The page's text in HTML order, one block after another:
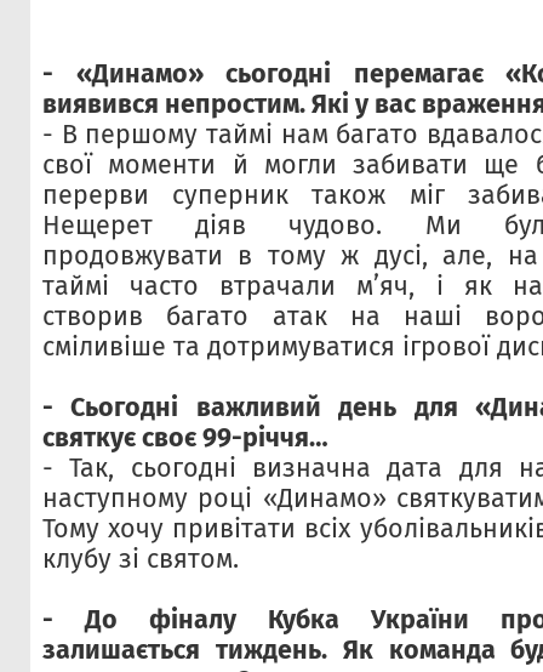
- «Динамо» сьогодні перемагає
виявився непростим. Які у вас
- В першому таймі нам багато
свої моменти й могли забивати ще
перерви суперник також міг
Нещерет діяв чудово. Ми
продовжувати в тому ж дусі, але,
таймі часто втрачали м’яч, і як
створив багато атак на наші
сміливіше та дотримуватися ігрової
- Сьогодні важливий день для
святкує своє 99-річчя…
- Так, сьогодні визначна дата для
наступному році «Динамо»
Тому хочу привітати всіх
клубу зі святом.
- До фіналу Кубка України
залишається тиждень. Як команда